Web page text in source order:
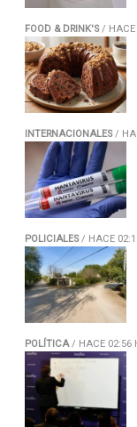
FOOD & DRINK'S/ HACE
INTERNACIONALES/
POLICIALES/ HACE
POLÍTICA/ HACE 02:56